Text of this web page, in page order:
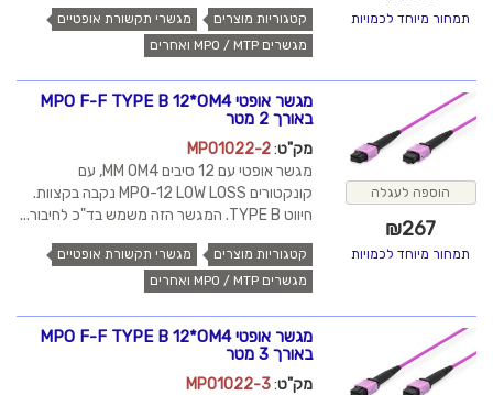
תמחור מיוחד לכמויות קטגוריות מוצרים
מגשרי תקשורת אופטיים
מגשרים MPO / MTP ואחרים
הוספה לעגלה
₪267
תמחור מיוחד לכמויות
מגשר אופטי MPO F-F TYPE B 12*OM4
באורך 2 מטר
מק"ט:
MPO1022-2
מגשר אופטי עם 12 סיבים MM OM4, עם
קונקטורים MPO-12 LOW LOSS נקבה בקצוות.
חיווט TYPE B. המגשר הזה משמש בד"כ לחיבור...
קטגוריות מוצרים
מגשרי תקשורת אופטיים
מגשרים MPO / MTP ואחרים
מגשר אופטי MPO F-F TYPE B 12*OM4
באורך 3 מטר
מק"ט:
MPO1022-3